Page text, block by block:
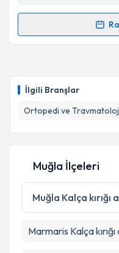
İlgili Branşlar
Ortopedi ve
Randevu
takvim
Kişisel
Metni
'ni
kapsamda
Muğla İlçeleri
Muğla Kalça kırığı
Marmaris Kalça